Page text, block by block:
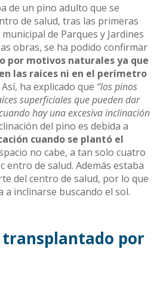
de un pino adulto que se
de salud, tras las primeras
de Parques y Jardines
obras, se ha podido confirmar
por motivos naturales ya que
las raíces ni en el perímetro
Así, ha explicado que “los pinos
superficiales que pueden dar
hay una excesiva inclinación
del pino es debida a
cuando se plantó el
no cabe, a tan solo cuatro
entro de salud. Además estaba
del centro de salud, por lo que
inclinarse buscando el sol.
transplantado por